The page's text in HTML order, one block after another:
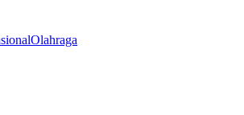
Olahraga